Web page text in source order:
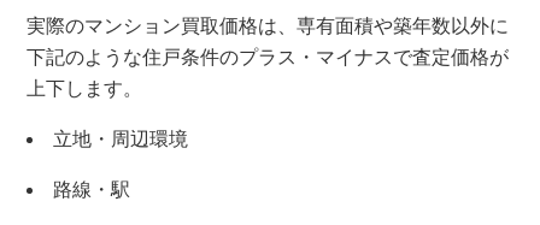
実際のマンション買取価格は、専有面積や築年数以外に
下記のような住戸条件のプラス・マイナスで査定価格が
上下します。
立地・周辺環境
路線・駅